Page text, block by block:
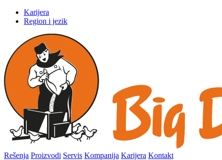
Karijera
Region i jezik
Rešenja Proizvodi Servis Kompanija Karijera Kontakt